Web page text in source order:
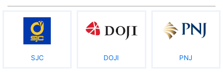
SJC DOJI PNJ